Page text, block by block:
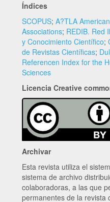
Índices
SCOPUS; A?TLA
Associations; REDIB. Red
y Conocimiento Científico;
de Revistas Científicas;
Referencen Index for the
Sciences
Licencia Creative
Archivar
Esta revista utiliza el
sistema de archivo
colaboradoras, a las que
permanentes de la revista